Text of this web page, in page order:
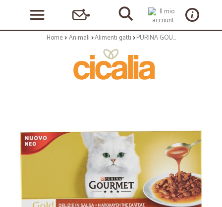
Home Animali Alimenti gatti PURINA GOURMET Gold Gatto Delizie in Salsa con Pollo, Manzo Multipack Lattina 4x85 gr.